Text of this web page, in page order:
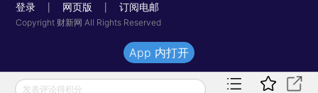
登录 网页版 订阅电邮
Copyright 财新网 All Rights Reserved
发表评论得积分
App 内打开